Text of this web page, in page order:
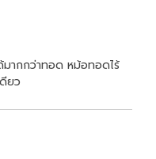
มากกว่าทอด หม้อทอดไร้
ยว